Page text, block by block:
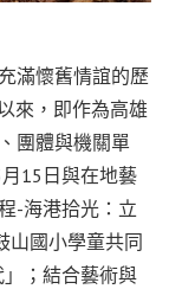
滿懷舊情誼的歷
來，即作為高雄
團體與機關單
15日與在地藝
-海港拾光：立
山國小學童共同
；結合藝術與